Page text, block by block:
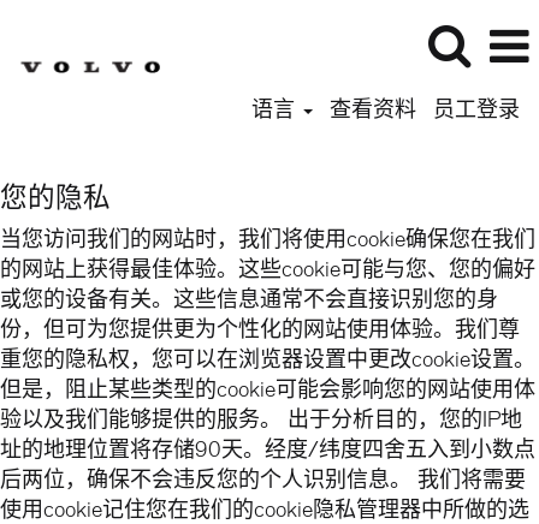
语言 查看资料 员工登录
您的隐私
当您访问我们的网站时，我们将使用cookie确保您在我们
的网站上获得最佳体验。这些cookie可能与您、您的偏好
或您的设备有关。这些信息通常不会直接识别您的身
份，但可为您提供更为个性化的网站使用体验。我们尊
重您的隐私权，您可以在浏览器设置中更改cookie设置。
但是，阻止某些类型的cookie可能会影响您的网站使用体
验以及我们能够提供的服务。 出于分析目的，您的IP地
址的地理位置将存储90天。经度/纬度四舍五入到小数点
后两位，确保不会违反您的个人识别信息。 我们将需要
使用cookie记住您在我们的cookie隐私管理器中所做的选